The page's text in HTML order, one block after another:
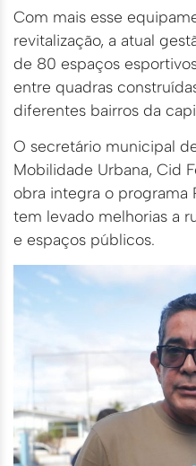
Com mais esse
revitalização, a atual
de 80 espaços
entre quadras
diferentes bairros da
O secretário municipal
Mobilidade Urbana, Cid
obra integra o programa
tem levado melhorias a
e espaços públicos.